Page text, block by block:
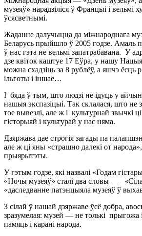
музеяў» нарадзіліся ў Францыі і вельмі
ўсясветнымі.
Жаданне далучыцца да міжнароднага
Беларусь прыйшло ў 2005 годзе. Амаль
ў нас гэта не вельмі запатрабавана. У
дзе квіток каштуе 17 Еўра, у нашу
можна схадзіць за 8 рублёў, а яшчэ ёсць
ільготы і іншае…
І бяда ў тым, што людзі не ідуць у
нашыя экспазіцыі. Так склалася, што
тое вывезлі, але ж і культурнай звычкі
гісторыяй і культурай у нас няма.
Дзяржава дае строгія загады па
але ж ці яны «страшно далекі от
прыярытэты.
У гэтым годзе, які назвалі «Годам
«Ночы музеяў» сталі два словы — «Сіла
«даследванне патэнцыяла музеяў ў
З сілай ў нашай дзяржаве ўсё добра,
зразумелая: музей — не толькі прыгожа
памяць і карані народа.